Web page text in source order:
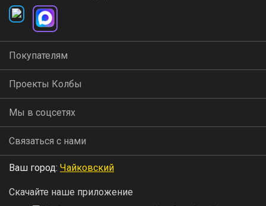
Покупателям
Проекты Колбы
Мы в соцсетях
Связаться с нами
Ваш город: Чайковский
Скачайте наше приложение